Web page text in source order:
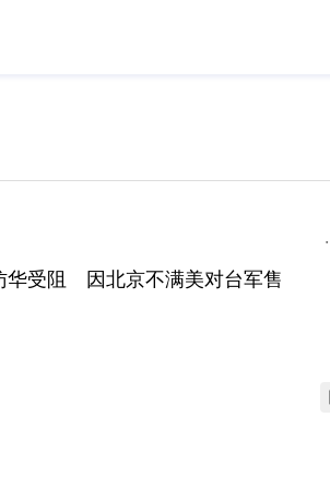
华受阻 因北京不满美对台军售